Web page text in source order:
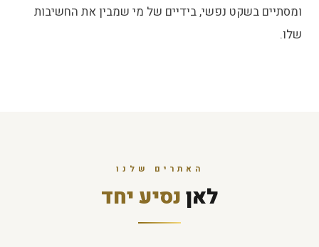
ומסתיים בשקט נפשי, בידיים של מי שמבין את החשיבות
שלו.
האתרים שלנו
לאןנסיע יחד